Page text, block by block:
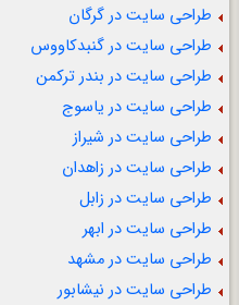
طراحی سایت در گرگان
طراحی سایت در گنبدکاووس
طراحی سایت در بندر ترکمن
طراحی سایت در یاسوج
طراحی سایت در شیراز
طراحی سایت در زاهدان
طراحی سایت در زابل
طراحی سایت در ابهر
طراحی سایت در مشهد
طراحی سایت در نیشابور